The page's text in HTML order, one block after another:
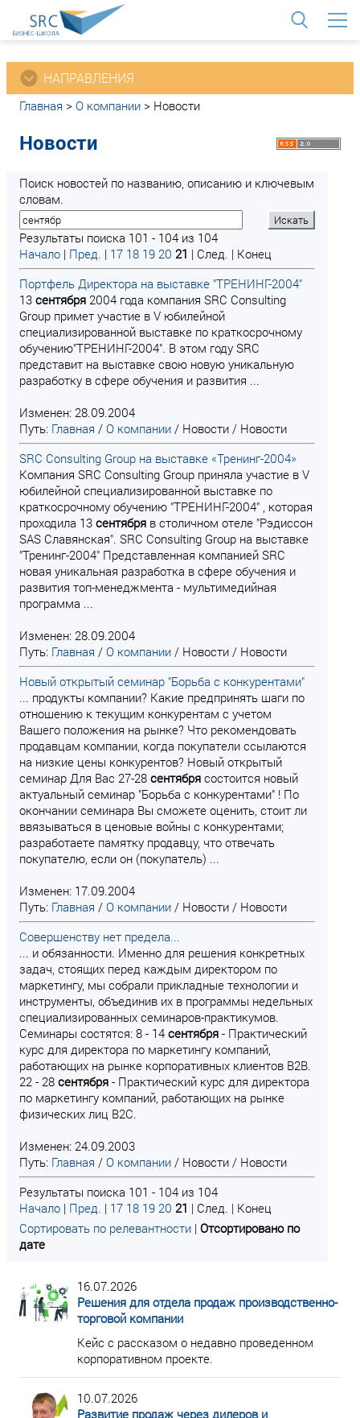
НАПРАВЛЕНИЯ
Главная > О компании > Новости
Новости
Поиск новостей по названию, описанию и ключевым
словам.
Результаты поиска 101 - 104 из 104
Начало | Пред. | 17 18 19 20 21 | След. | Конец
Портфель Директора на выставке "ТРЕНИНГ-2004"
13 сентября 2004 года компания SRC Consulting
Group примет участие в V юбилейной
специализированной выставке по краткосрочному
обучению"ТРЕНИНГ-2004". В этом году SRC
представит на выставке свою новую уникальную
разработку в сфере обучения и развития ...
Изменен: 28.09.2004
Путь: Главная / О компании / Новости / Новости
SRC Consulting Group на выставке «Тренинг-2004»
Компания SRC Consulting Group приняла участие в V
юбилейной специализированной выставке по
краткосрочному обучению "ТРЕНИНГ-2004" , которая
проходила 13 сентября в столичном отеле "Рэдиссон
SAS Славянская". SRC Consulting Group на выставке
"Тренинг-2004" Представленная компанией SRC
новая уникальная разработка в сфере обучения и
развития топ-менеджмента - мультимедийная
программа ...
Изменен: 28.09.2004
Путь: Главная / О компании / Новости / Новости
Новый открытый семинар "Борьба с конкурентами"
... продукты компании? Какие предпринять шаги по
отношению к текущим конкурентам с учетом
Вашего положения на рынке? Что рекомендовать
продавцам компании, когда покупатели ссылаются
на низкие цены конкурентов? Новый открытый
семинар Для Вас 27-28 сентября состоится новый
актуальный семинар "Борьба с конкурентами" ! По
окончании семинара Вы сможете оценить, стоит ли
ввязываться в ценовые войны с конкурентами;
разработаете памятку продавцу, что отвечать
покупателю, если он (покупатель) ...
Изменен: 17.09.2004
Путь: Главная / О компании / Новости / Новости
Совершенству нет предела...
... и обязанности. Именно для решения конкретных
задач, стоящих перед каждым директором по
маркетингу, мы собрали прикладные технологии и
инструменты, объединив их в программы недельных
специализированных семинаров-практикумов.
Семинары состятся: 8 - 14 сентября - Практический
курс для директора по маркетингу компаний,
работающих на рынке корпоративных клиентов B2B.
22 - 28 сентября - Практический курс для директора
по маркетингу компаний, работающих на рынке
физических лиц В2С.
Изменен: 24.09.2003
Путь: Главная / О компании / Новости / Новости
Результаты поиска 101 - 104 из 104
Начало | Пред. | 17 18 19 20 21 | След. | Конец
Сортировать по релевантности | Отсортировано по
дате
16.07.2026
Решения для отдела продаж производственно-
торговой компании
Кейс с рассказом о недавно проведенном
корпоративном проекте.
10.07.2026
Развитие продаж через дилеров и